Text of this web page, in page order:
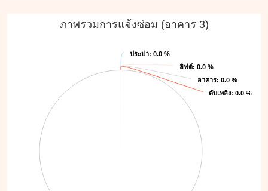
ภาพรวมการแจ้งซ่อม (อาคาร 3)
ประปา: 0.0 %
ประปา: 0.0 %
ลิฟต์: 0.0 %
ลิฟต์: 0.0 %
อาคาร: 0.0 %
อาคาร: 0.0 %
ดับเพลิง: 0.0 %
ดับเพลิง: 0.0 %